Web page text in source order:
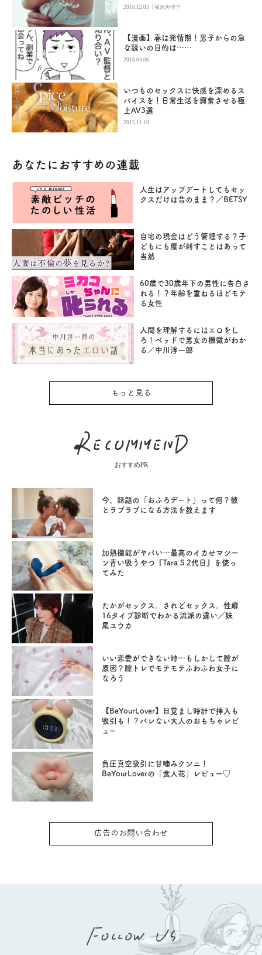
2018.12.03 |菊池美佳子
【漫画】春は発情期！男子からの急
な誘いの目的は……
2018.04.06
いつものセックスに快感を深めるス
パイスを！日常生活を興奮させる極
上AV3選
2015.11.19
あなたにおすすめの連載
人生はアップデートしてもセッ
クスだけは昔のまま？／BETSY
自宅の現金はどう管理する？子
どもにも魔が刺すことはあって
当然
60歳で30歳年下の男性に告白さ
れる！？年齢を重ねるほどモテ
る女性
人間を理解するにはエロをし
ろ！ベッドで男女の機微がわか
る／中川淳一郎
もっと見る
おすすめPR
今、話題の「おふろデート」って何？彼
とラブラブになる方法を教えます
加熱機能がヤバい…最高のイカせマシー
ン青い吸うやつ『Tara S 2代目』を使っ
てみた
たかがセックス。されどセックス。性癖
16タイプ診断でわかる流派の違い／妹
尾ユウカ
いい恋愛ができない時…もしかして膣が
原因？膣トレでモテモテふわふわ女子に
なろう
【BeYourLover】目覚まし時計で挿入も
吸引も！？バレない大人のおもちゃレビ
ュー
負圧真空吸引に甘噛みクンニ！
BeYourLoverの「食人花」レビュー♡
広告のお問い合わせ